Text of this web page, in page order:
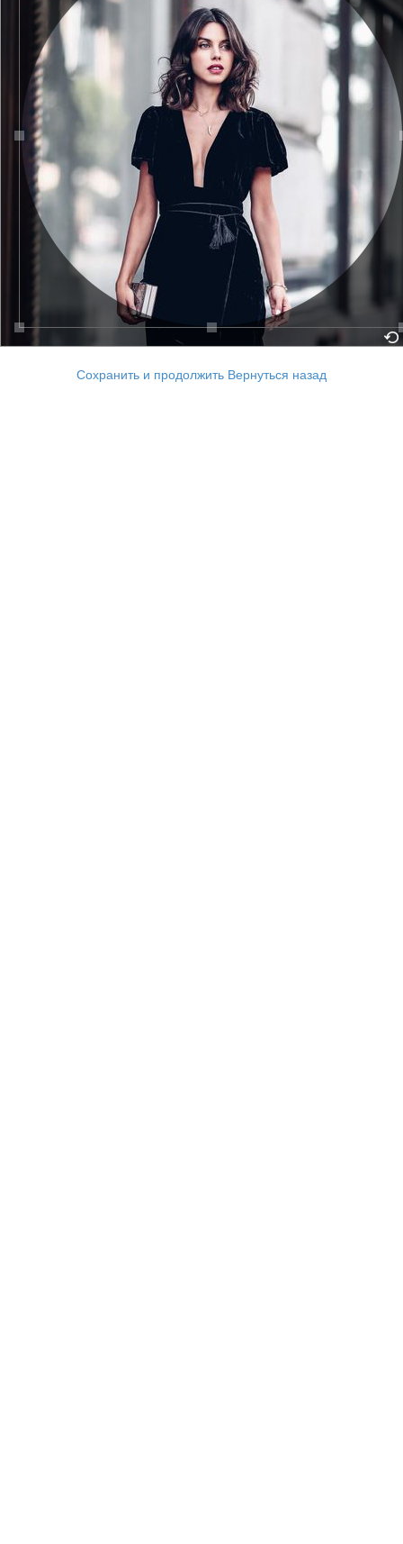
Сохранить и продолжить Вернуться назад